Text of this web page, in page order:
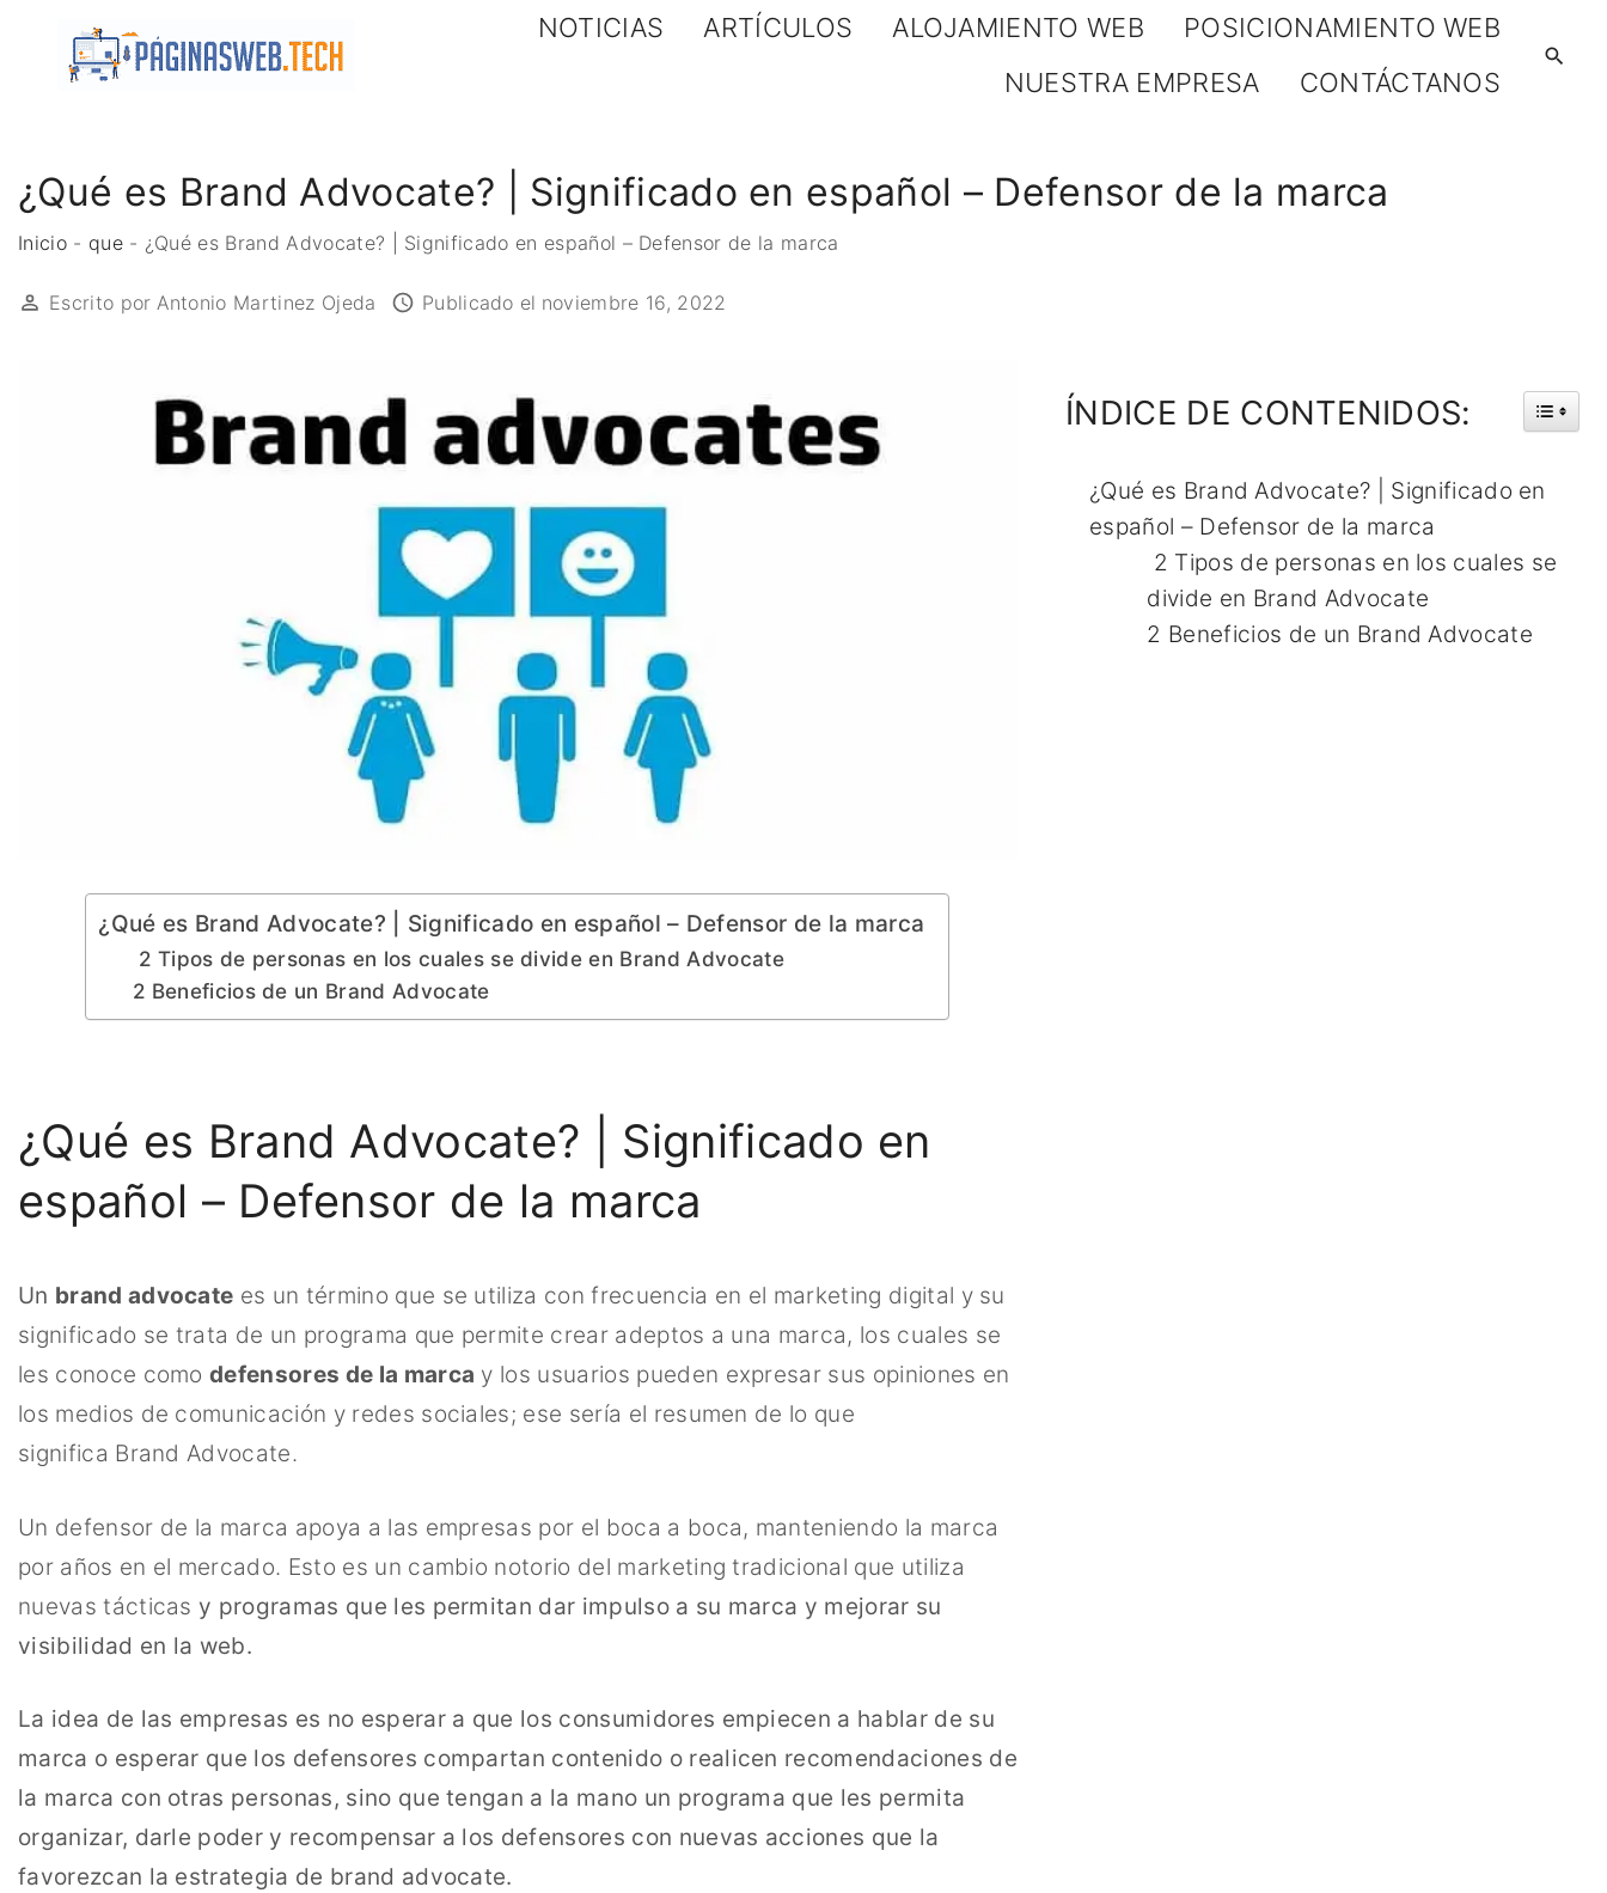
NOTICIAS ARTÍCULOS ALOJAMIENTO WEB
POSICIONAMIENTO WEB
NUESTRA EMPRESA
CONTÁCTANOS
¿Qué es Brand Advocate? | Significado en español – Defensor de la marca
Inicio- que- ¿Qué es Brand Advocate? | Significado en español – Defensor de la marca
Escrito por Antonio Martinez Ojeda Publicado el noviembre 16, 2022
¿Qué es Brand Advocate? | Significado en español – Defensor de la marca
2 Tipos de personas en los cuales se divide en Brand Advocate
2 Beneficios de un Brand Advocate
¿Qué es Brand Advocate? | Significado en
español – Defensor de la marca
Un brand advocate es un término que se utiliza con frecuencia en el marketing digital y su
significado se trata de un programa que permite crear adeptos a una marca, los cuales se
les conoce comodefensores de la marca y los usuarios pueden expresar sus opiniones en
los medios de comunicación y redes sociales; ese sería el resumen de lo que
significa Brand Advocate.
Un defensor de la marca apoya a las empresas por el boca a boca, manteniendo la marca
por años en el mercado. Esto es un cambio notorio del marketing tradicional que utiliza
nuevas tácticas y programas que les permitan dar impulso a su marca y mejorar su
visibilidad en la web.
La idea de las empresas es no esperar a que los consumidores empiecen a hablar de su
marca o esperar que los defensores compartan contenido o realicen recomendaciones de
la marca con otras personas, sino que tengan a la mano un programa que les permita
organizar, darle poder y recompensar a los defensores con nuevas acciones que la
favorezcan la estrategia de brand advocate.
ÍNDICE DE CONTENIDOS:
¿Qué es Brand Advocate? | Significado en
español – Defensor de la marca
2 Tipos de personas en los cuales se
divide en Brand Advocate
2 Beneficios de un Brand Advocate